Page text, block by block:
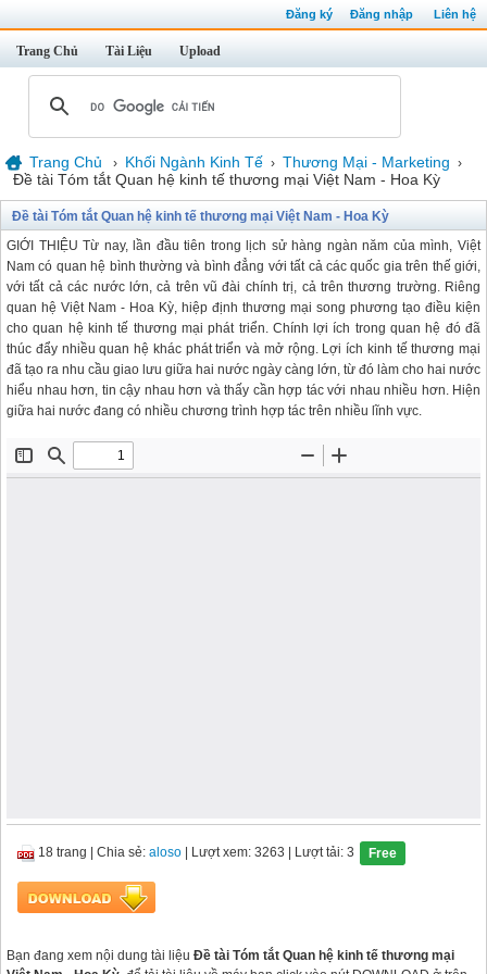
Đăng ký Đăng nhập Liên hệ
Trang Chủ Tài Liệu Upload
Trang Chủ › Khối Ngành Kinh Tế › Thương Mại - Marketing ›
Đề tài Tóm tắt Quan hệ kinh tế thương mại Việt Nam - Hoa Kỳ
Đề tài Tóm tắt Quan hệ kinh tế thương mại Việt Nam - Hoa Kỳ
GIỚI THIỆU Từ nay, lần đầu tiên trong lịch sử hàng ngàn năm của mình, Việt
Nam có quan hệ bình thường và bình đẳng với tất cả các quốc gia trên thế giới,
với tất cả các nước lớn, cả trên vũ đài chính trị, cả trên thương trường. Riêng
quan hệ Việt Nam - Hoa Kỳ, hiệp định thương mại song phương tạo điều kiện
cho quan hệ kinh tế thương mại phát triển. Chính lợi ích trong quan hệ đó đã
thúc đẩy nhiều quan hệ khác phát triển và mở rộng. Lợi ích kinh tế thương mại
đã tạo ra nhu cầu giao lưu giữa hai nước ngày càng lớn, từ đó làm cho hai nước
hiểu nhau hơn, tin cậy nhau hơn và thấy cần hợp tác với nhau nhiều hơn. Hiện
giữa hai nước đang có nhiều chương trình hợp tác trên nhiều lĩnh vực.
18 trang Chia sẻ: aloso | Lượt xem: 3263 | Lượt tải: 3 Free
Bạn đang xem nội dung tài liệu Đề tài Tóm tắt Quan hệ kinh tế thương mại